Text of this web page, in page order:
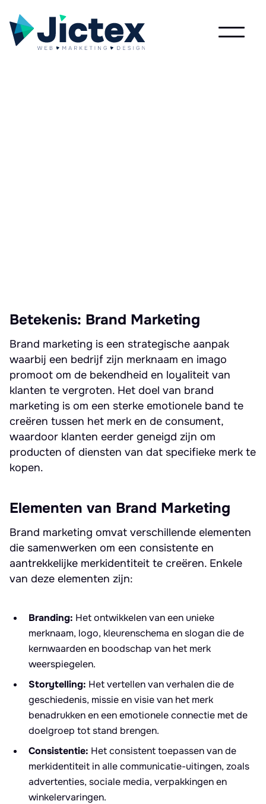
Betekenis: Brand Marketing
Brand marketing is een strategische aanpak
waarbij een bedrijf zijn merknaam en imago
promoot om de bekendheid en loyaliteit van
klanten te vergroten. Het doel van brand
marketing is om een sterke emotionele band te
creëren tussen het merk en de consument,
waardoor klanten eerder geneigd zijn om
producten of diensten van dat specifieke merk te
kopen.
Elementen van Brand Marketing
Brand marketing omvat verschillende elementen
die samenwerken om een consistente en
aantrekkelijke merkidentiteit te creëren. Enkele
van deze elementen zijn:
Branding: Het ontwikkelen van een unieke
merknaam, logo, kleurenschema en slogan die de
kernwaarden en boodschap van het merk
weerspiegelen.
Storytelling: Het vertellen van verhalen die de
geschiedenis, missie en visie van het merk
benadrukken en een emotionele connectie met de
doelgroep tot stand brengen.
Consistentie: Het consistent toepassen van de
merkidentiteit in alle communicatie-uitingen, zoals
advertenties, sociale media, verpakkingen en
winkelervaringen.